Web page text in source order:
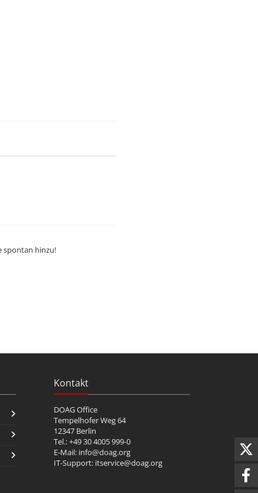
spontan hinzu!
Kontakt
DOAG Office
Tempelhofer Weg 64
12347 Berlin
Tel.: +49 30 4005 999-0
E-Mail: info@doag.org
IT-Support: itservice@doag.org